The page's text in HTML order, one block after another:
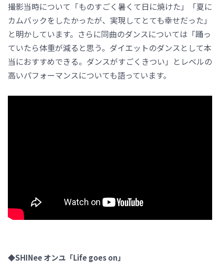
撮影当時について「ものすごく暑くて日に焼けた」「夏に
カムバックをしたかったが、実現してとても幸せだった」
と明かしています。さらに同曲のダンスについては「踊っ
ていたら体重が減ると思う。ダイエットのダンスとして本
当におすすめできる。ダンスがすごくきつい」とレベルの
高いパフォーマンスについても語っています。
◆SHINee オンユ「Life goes on」